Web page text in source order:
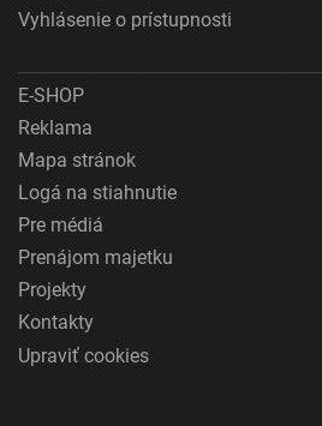
Vyhlásenie o prístupnosti
E-SHOP
Reklama
Mapa stránok
Logá na stiahnutie
Pre médiá
Prenájom majetku
Projekty
Kontakty
Upraviť cookies